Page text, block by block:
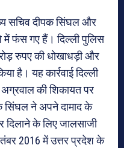
सचिव दीपक सिंघल और
में फंस गए हैं। दिल्ली पुलिस
रुपए की धोखाधड़ी और
है। यह कार्रवाई दिल्ली
की शिकायत पर
सिंघल ने अपने दामाद के
दिलाने के लिए जालसाजी
2016 में उत्तर प्रदेश के